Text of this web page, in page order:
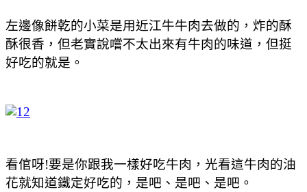
左邊像餅乾的小菜是用近江牛牛肉去做的，炸的酥
酥很香，但老實說嚐不太出來有牛肉的味道，但挺
好吃的就是。
看倌呀!要是你跟我一樣好吃牛肉，光看這牛肉的油
花就知道鐵定好吃的，是吧、是吧、是吧。